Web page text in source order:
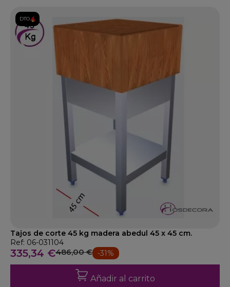
DTO.
Tajos de corte 45 kg madera abedul 45 x 45 cm.
Ref: 06-031104
335,34 €486,00 € -31%
Añadir al carrito